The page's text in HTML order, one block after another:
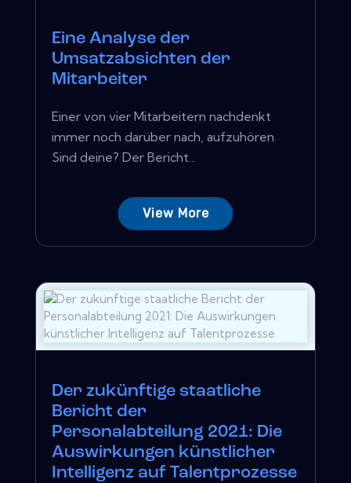
Eine Analyse der
Umsatzabsichten der
Mitarbeiter
Einer von vier Mitarbeitern nachdenkt
immer noch darüber nach, aufzuhören.
Sind deine? Der Bericht...
View More
Der zukünftige staatliche
Bericht der
Personalabteilung 2021: Die
Auswirkungen künstlicher
Intelligenz auf Talentprozesse